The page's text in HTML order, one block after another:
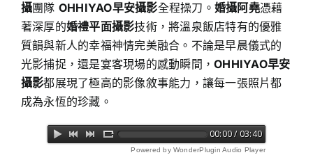
攝團隊 OHHIYAO早安攝影全程操刀。 婚攝阿堯憑藉
著深厚的婚禮平面攝影技術，將溫泉飯店特有的優雅
質韻與新人的幸福神情完美融合。不論是早晨儀式的
光影捕捉，還是宴客現場的感動瞬間，OHHIYAO早安
攝影都展現了極高的影像敘事能力，讓每一張照片都
成為永恆的珍藏。
00:00 / 03:40
Powered by WonderPlugin Audio Player